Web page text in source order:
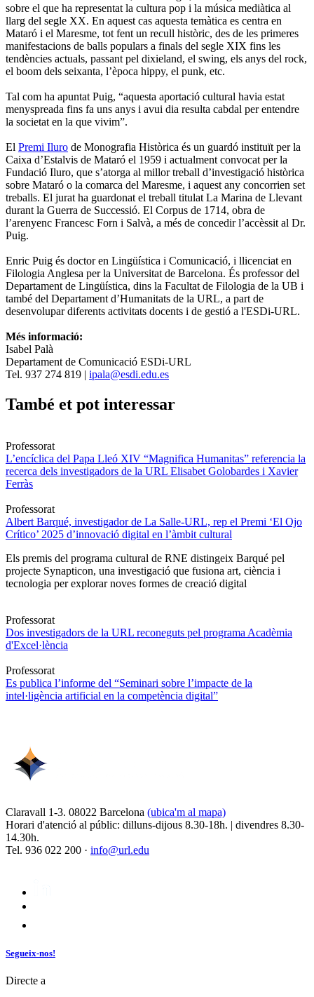
sobre el que ha representat la cultura pop i la música mediàtica al
llarg del segle XX. En aquest cas aquesta temàtica es centra en
Mataró i el Maresme, tot fent un recull històric, des de les primeres
manifestacions de balls populars a finals del segle XIX fins les
tendències actuals, passant pel dixieland, el swing, els anys del rock,
el boom dels seixanta, l’època hippy, el punk, etc.
Tal com ha apuntat Puig, “aquesta aportació cultural havia estat
menyspreada fins fa uns anys i avui dia resulta cabdal per entendre
la societat en la que vivim”.
El Premi Iluro de Monografia Històrica és un guardó instituït per la
Caixa d’Estalvis de Mataró el 1959 i actualment convocat per la
Fundació Iluro, que s’atorga al millor treball d’investigació històrica
sobre Mataró o la comarca del Maresme, i aquest any concorrien set
treballs. El jurat ha guardonat el treball titulat La Marina de Llevant
durant la Guerra de Successió. El Corpus de 1714, obra de
l’arenyenc Francesc Forn i Salvà, a més de concedir l’accèssit al Dr.
Puig.
Enric Puig és doctor en Lingüística i Comunicació, i llicenciat en
Filologia Anglesa per la Universitat de Barcelona. És professor del
Departament de Lingüística, dins la Facultat de Filologia de la UB i
també del Departament d’Humanitats de la URL, a part de
desenvolupar diferents activitats docents i de gestió a l'ESDi-URL.
Més informació:
Isabel Palà
Departament de Comunicació ESDi-URL
Tel. 937 274 819 | ipala@esdi.edu.es
També et pot interessar
Professorat
L’encíclica del Papa Lleó XIV “Magnifica Humanitas” referencia la
recerca dels investigadors de la URL Elisabet Golobardes i Xavier
Ferràs
Professorat
Albert Barqué, investigador de La Salle-URL, rep el Premi ‘El Ojo
Crítico’ 2025 d’innovació digital en l’àmbit cultural
Els premis del programa cultural de RNE distingeix Barqué pel
projecte Synapticon, una investigació que fusiona art, ciència i
tecnologia per explorar noves formes de creació digital
Professorat
Dos investigadors de la URL reconeguts pel programa Acadèmia
d'Excel·lència
Professorat
Es publica l’informe del “Seminari sobre l’impacte de la
intel·ligència artificial en la competència digital”
Claravall 1-3. 08022 Barcelona (ubica'm al mapa)
Horari d'atenció al públic: dilluns-dijous 8.30-18h. | divendres 8.30-
14.30h.
Tel. 936 022 200 · info@url.edu
Segueix-nos!
Directe a